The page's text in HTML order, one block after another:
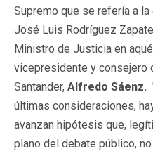
Supremo que se refería a
José Luis Rodríguez
Ministro de Justicia en
vicepresidente y consejero
Santander, Alfredo Sáenz.
últimas consideraciones,
avanzan hipótesis que,
plano del debate público,